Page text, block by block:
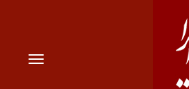
Toggle